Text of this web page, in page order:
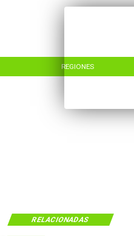
REGIONES
RELACIONADAS